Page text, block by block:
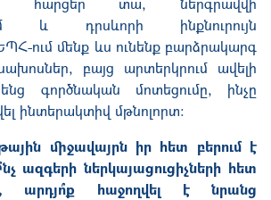
և դրսևորի ինքնուրույն
ում մենք ևս ունենք բարձրակարգ
բայց արտերկրում ավելի
գործնական մոտեցումը, ինչը
ինտերակտիվ մթնոլորտ։
միջավայրն իր հետ բերում է
ազգերի ներկայացուցիչների հետ
արդյո՞ք հաջողվել է նրանց